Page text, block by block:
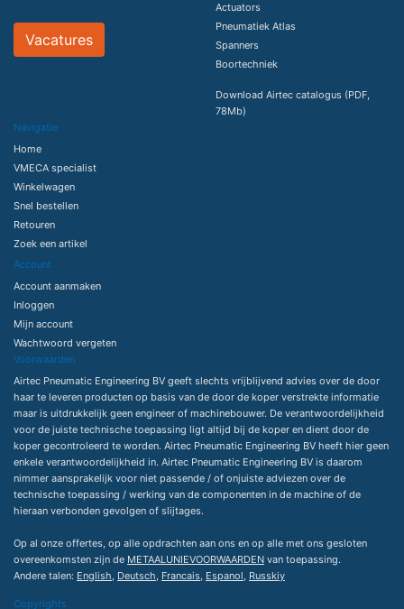
Vacatures
Actuators
Pneumatiek Atlas
Spanners
Boortechniek
Download Airtec catalogus (PDF,
78Mb)
Navigatie
Home
VMECA specialist
Winkelwagen
Snel bestellen
Retouren
Zoek een artikel
Account
Account aanmaken
Inloggen
Mijn account
Wachtwoord vergeten
Voorwaarden
Airtec Pneumatic Engineering BV geeft slechts vrijblijvend advies over de door
haar te leveren producten op basis van de door de koper verstrekte informatie
maar is uitdrukkelijk geen engineer of machinebouwer. De verantwoordelijkheid
voor de juiste technische toepassing ligt altijd bij de koper en dient door de
koper gecontroleerd te worden. Airtec Pneumatic Engineering BV heeft hier geen
enkele verantwoordelijkheid in. Airtec Pneumatic Engineering BV is daarom
nimmer aansprakelijk voor niet passende / of onjuiste adviezen over de
technische toepassing / werking van de componenten in de machine of de
hieraan verbonden gevolgen of slijtages.
Op al onze offertes, op alle opdrachten aan ons en op alle met ons gesloten
overeenkomsten zijn de METAALUNIEVOORWAARDEN van toepassing.
Andere talen: English, Deutsch, Francais, Espanol, Russkiy
Copyrights